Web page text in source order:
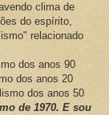
clima de
do espírito,
relacionado
dos anos 90
dos anos 20
dos anos 50
de 1970. E sou